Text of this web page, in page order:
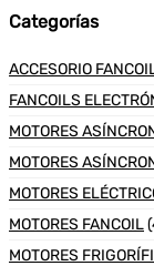
Categorías
ACCESORIO
FANCOILS
MOTORES
MOTORES
MOTORES
MOTORES FANCOIL
MOTORES